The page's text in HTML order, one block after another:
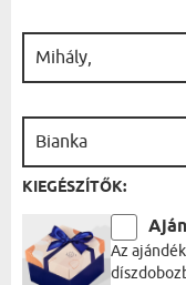
KIEGÉSZÍTŐK:
Az